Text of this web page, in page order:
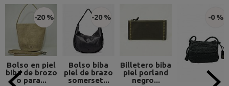
-20 %
Bolso en piel
biba de brozo
o para...
-20 %
Bolso biba
piel de brazo
somerset...
Billetero biba
piel porland
negro...
-0 %